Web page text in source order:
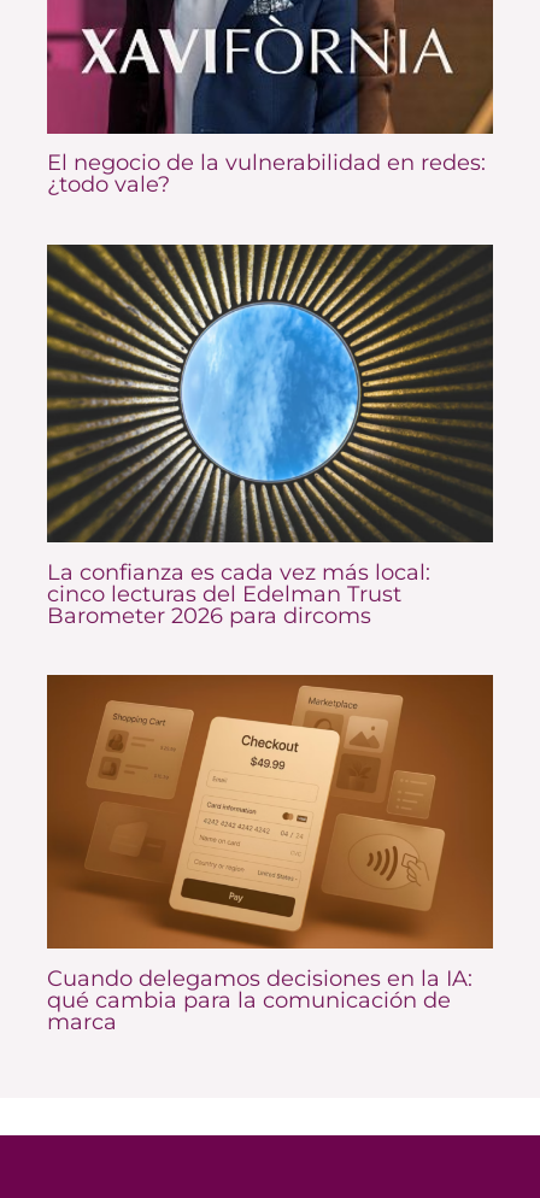
El negocio de la vulnerabilidad en redes:
¿todo vale?
La confianza es cada vez más local:
cinco lecturas del Edelman Trust
Barometer 2026 para dircoms
Cuando delegamos decisiones en la IA:
qué cambia para la comunicación de
marca